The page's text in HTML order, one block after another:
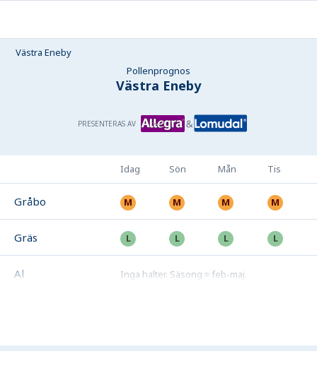
Västra Eneby
Pollenprognos
Västra Eneby
PRESENTERAS AV
Idag Sön Mån Tis
Gråbo
Gräs
Al Inga halter. Säsong ≈ feb-maj.